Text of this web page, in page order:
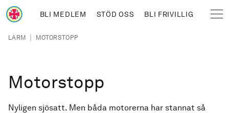
Hoppa till huvudinnehåll
BLI MEDLEM STÖD OSS BLI FRIVILLIG
Länkstig
LARM | MOTORSTOPP
Motorstopp
Nyligen sjösatt. Men båda motorerna har stannat så